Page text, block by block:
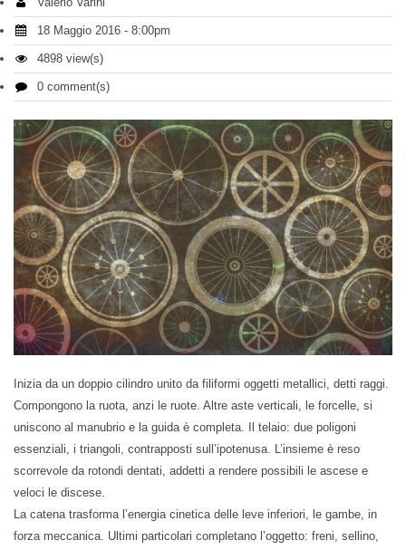
18 Maggio 2016 - 8:00pm
4898 view(s)
0 comment(s)
Inizia da un doppio cilindro unito da filiformi oggetti metallici, detti raggi.
Compongono la ruota, anzi le ruote. Altre aste verticali, le forcelle, si
uniscono al manubrio e la guida è completa. Il telaio: due poligoni
essenziali, i triangoli, contrapposti sull’ipotenusa. L’insieme è reso
scorrevole da rotondi dentati, addetti a rendere possibili le ascese e
veloci le discese.
La catena trasforma l’energia cinetica delle leve inferiori, le gambe, in
forza meccanica. Ultimi particolari completano l’oggetto: freni, sellino,